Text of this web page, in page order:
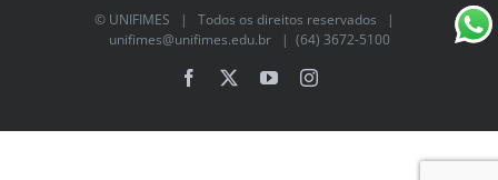
© UNIFIMES | Todos os direitos reservados |
unifimes@unifimes.edu.br| (64) 3672-5100
Facebook YouTubeInstagram